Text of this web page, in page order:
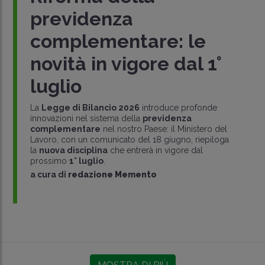
previdenza
complementare: le
novità in vigore dal 1°
luglio
La Legge di Bilancio 2026 introduce profonde
innovazioni nel sistema della previdenza
complementare nel nostro Paese: il Ministero del
Lavoro, con un comunicato del 18 giugno, riepiloga
la nuova disciplinache entrerà in vigore dal
prossimo 1° luglio.
a cura di redazione Memento